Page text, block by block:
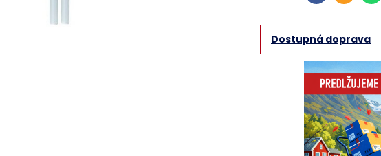
Dostupná doprava